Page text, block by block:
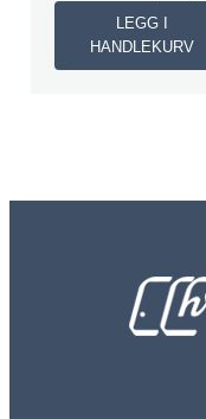
LEGG I
HANDLEKURV